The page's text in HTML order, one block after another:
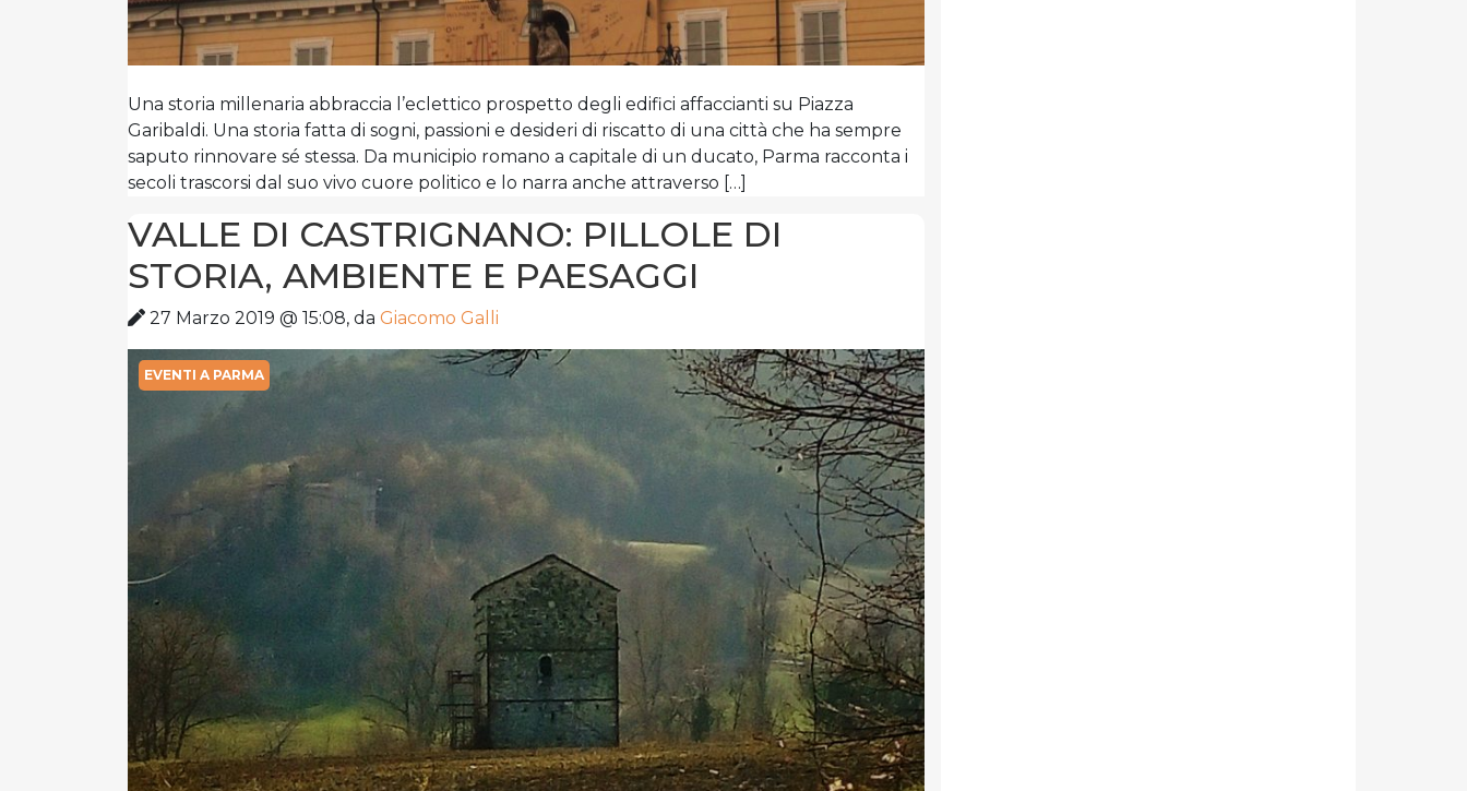
Una storia millenaria abbraccia l’eclettico prospetto degli edifici affaccianti su Piazza
Garibaldi. Una storia fatta di sogni, passioni e desideri di riscatto di una città che ha sempre
saputo rinnovare sé stessa. Da municipio romano a capitale di un ducato, Parma racconta i
secoli trascorsi dal suo vivo cuore politico e lo narra anche attraverso […]
VALLE DI CASTRIGNANO: PILLOLE DI
STORIA, AMBIENTE E PAESAGGI
27 Marzo 2019 @ 15:08, da Giacomo Galli
EVENTI A PARMA